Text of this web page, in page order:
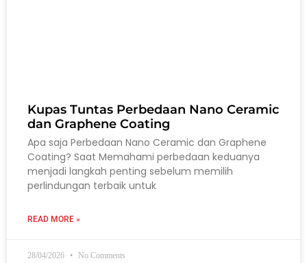
Kupas Tuntas Perbedaan Nano Ceramic
dan Graphene Coating
Apa saja Perbedaan Nano Ceramic dan Graphene
Coating? Saat Memahami perbedaan keduanya
menjadi langkah penting sebelum memilih
perlindungan terbaik untuk
READ MORE »
28/04/2026 No Comments